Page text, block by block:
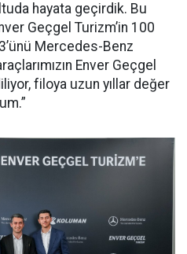
hayata geçirdik. Bu
Geçgel Turizm’in 100
Mercedes-Benz
Enver Geçgel
filoya uzun yıllar değer